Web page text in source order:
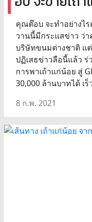
คุณต๊อบ จะทำอย่างไร
วานนี้มีกระแสข่าว ว่
บริษัทขนมต่างชาติ แ
ปฏิเสธข่าวลือนี้แล้ว
การพาเถ้าแก่น้อย สู่
30,000 ล้านบาทได้ เ
8 ก.พ. 2021